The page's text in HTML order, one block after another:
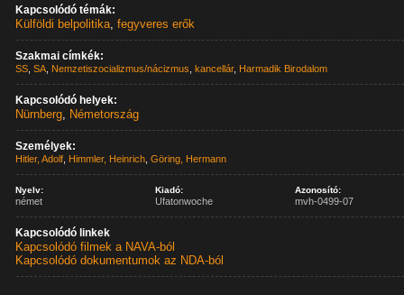
Kapcsolódó témák:
Külföldi belpolitika,fegyveres erők
Szakmai címkék:
SS ,SA Nemzetiszocializmus/nácizmus ,kancellár, Harmadik Birodalom
Kapcsolódó helyek:
Nürnberg, Németország
Személyek:
Hitler, Adolf Himmler, Heinrich ,Göring, Hermann
Nyelv:
német
Kiadó:
Ufatonwoche
Azonosító:
mvh-0499-07
Kapcsolódó linkek
Kapcsolódó filmek a NAVA-ból
Kapcsolódó dokumentumok az NDA-ból